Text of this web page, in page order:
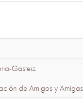
Gasteiz
de Amigos y